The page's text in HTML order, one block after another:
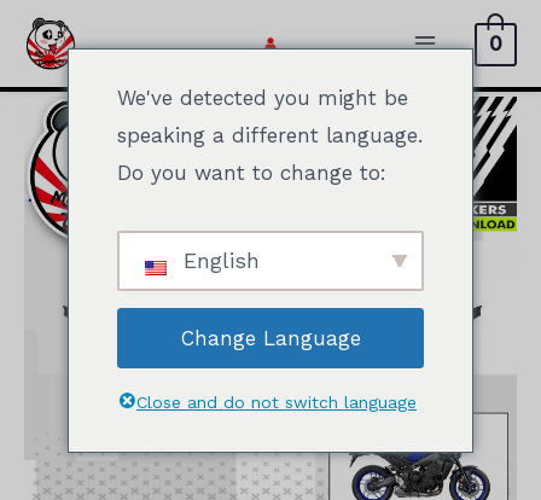
Přeskočit
Hlavní
menu
0
We've detected you might be
speaking a different language.
Do you want to change to:
English
Change Language
Close and do not switch language